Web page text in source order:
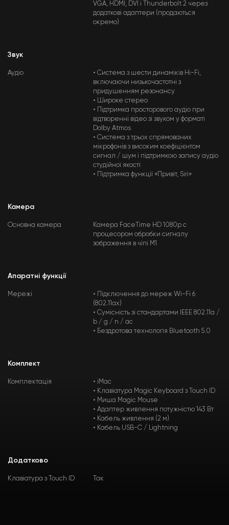
VGA, HDMI, DVI і Thunderbolt 2 через
додаткові адаптери (продаються
окремо)
Звук
Аудіо
• Система з шести динаміків Hi-Fi,
включаючи низькочастотні з
придушенням резонансу
• Широке стерео
• Підтримка просторового аудіо при
відтворенні відео зі звуком у форматі
Dolby Atmos
• Система з трьох спрямованих
мікрофонів з високим коефіцієнтом
сигнал / шум і підтримкою запису аудіо
студійної якості
• Підтримка функції «Привіт, Siri»
Камера
Основна камера
Камера FaceTime HD 1080p c
процесором обробки сигналу
зображення в чіпі M1
Апаратні функції
Мережі
• Підключення до мереж Wi-Fi 6
(802.11ax)
• Сумісність зі стандартами IEEE 802.11a /
b / g / n / ac
• Бездротова технологія Bluetooth 5.0
Комплект
Комплектація
• iMac
• Клавіатура Magic Keyboard з Touch ID
• Миша Magic Mouse
• Адаптер живлення потужністю 143 Вт
• Кабель живлення (2 м)
• Кабель USB-C / Lightning
Додатково
Клавіатура з Touch ID Так